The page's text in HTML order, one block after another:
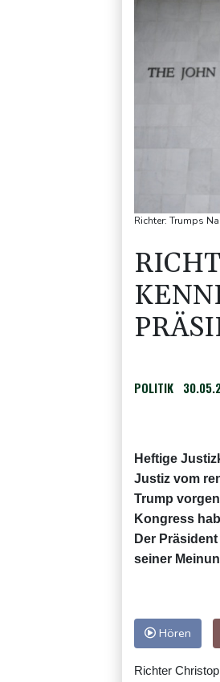
Richter: Trumps
POLITIK
Heftige
Justiz vom
Trump
Kongress
Der
seiner
Hören
Richter